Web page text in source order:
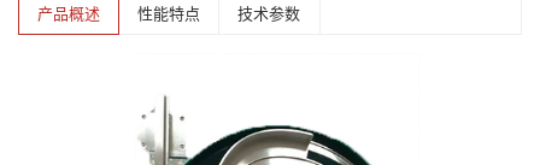
产品概述 性能特点 技术参数